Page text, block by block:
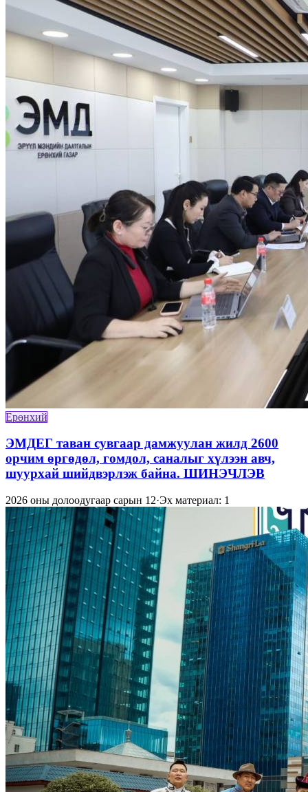
Ерөнхий
ЭМДЕГ таван сувгаар дамжуулан жилд 2600
орчим өргөдөл, гомдол, саналыг хүлээн авч,
шуурхай шийдвэрлэж байна. ШИНЭЧЛЭВ
2026 оны долоодугаар сарын 12·Эх материал: 1